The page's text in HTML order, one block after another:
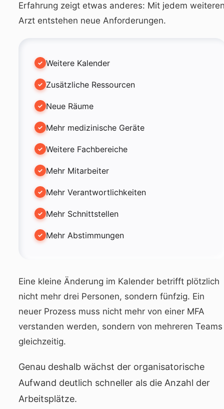
Erfahrung zeigt etwas anderes: Mit jedem
Arzt entstehen neue Anforderungen.
Weitere Kalender
Zusätzliche Ressourcen
Neue Räume
Mehr medizinische Geräte
Weitere Fachbereiche
Mehr Mitarbeiter
Mehr Verantwortlichkeiten
Mehr Schnittstellen
Mehr Abstimmungen
Eine kleine Änderung im Kalender betrifft plötzlich
nicht mehr drei Personen, sondern fünfzig. Ein
neuer Prozess muss nicht mehr von einer MFA
verstanden werden, sondern von mehreren Teams
gleichzeitig.
Genau deshalb wächst der organisatorische
Aufwand deutlich schneller als die Anzahl der
Arbeitsplätze.